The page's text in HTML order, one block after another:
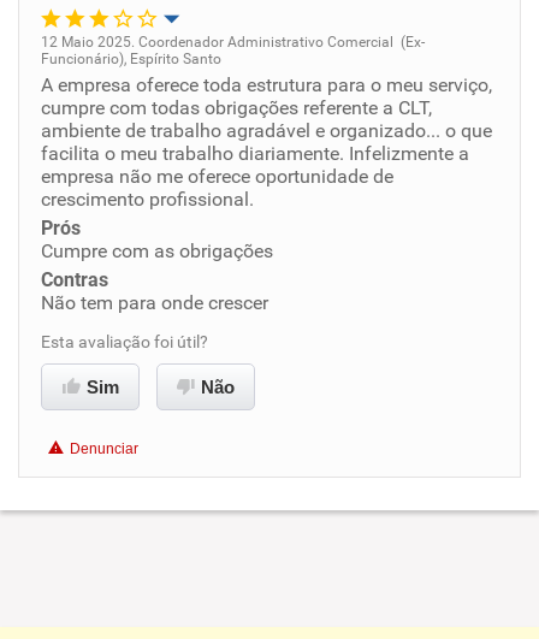
Oportunidade de promoção
Ambiente de trabalho
Conciliação com a vida familiar
Benefícios
Recomenda esta empresa
12 Maio 2025. Coordenador Administrativo Comercial (Ex-
Funcionário), Espírito Santo
A empresa oferece toda estrutura para o meu serviço,
cumpre com todas obrigações referente a CLT,
ambiente de trabalho agradável e organizado... o que
facilita o meu trabalho diariamente. Infelizmente a
empresa não me oferece oportunidade de
crescimento profissional.
Prós
Cumpre com as obrigações
Contras
Não tem para onde crescer
Esta avaliação foi útil?
Sim Não
Denunciar